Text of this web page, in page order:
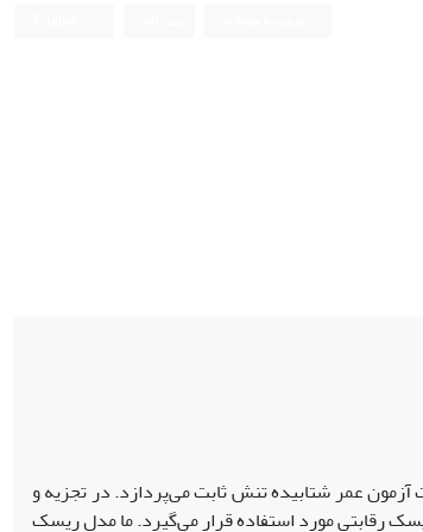
عمر شتابیده تنش ثابت می‌پردازد. در تجزیه و
رقابتی مورد استفاده قرار می‌گیرد. ما مدل ریسک